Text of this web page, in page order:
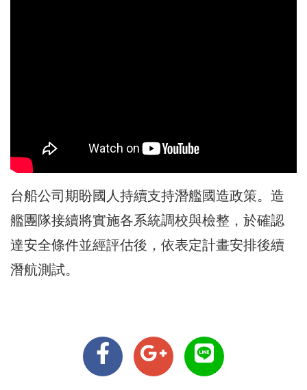
台船公司期盼國人持續支持潛艦國造政策。造
艦團隊接續將實施各系統調校與檢整，於確認
達安全條件並經評估後，依表定計畫安排後續
潛航測試。